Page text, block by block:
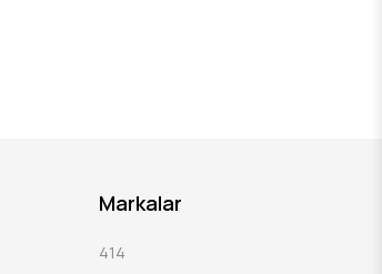
Markalar
414